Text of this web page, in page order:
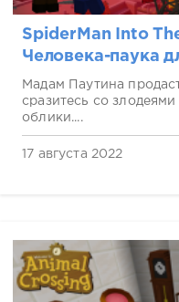
SpiderMan Into
Человека-паука
Мадам Паутина
сразитесь со
облики....
17 августа 2022